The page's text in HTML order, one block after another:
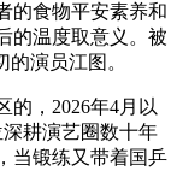
食物平安素养和
的温度取意义。被
演员江图。
，2026年4月以
耕演艺圈数十年
当锻练又带着国乒